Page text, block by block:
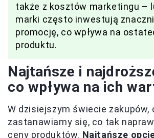
także z kosztów marketingu –
marki często inwestują
promocję, co wpływa na
produktu.
Najtańsze i
co wpływa na ich
W dzisiejszym świecie zakupów,
zastanawiamy się, co tak
ceny produktów. Najtańsze